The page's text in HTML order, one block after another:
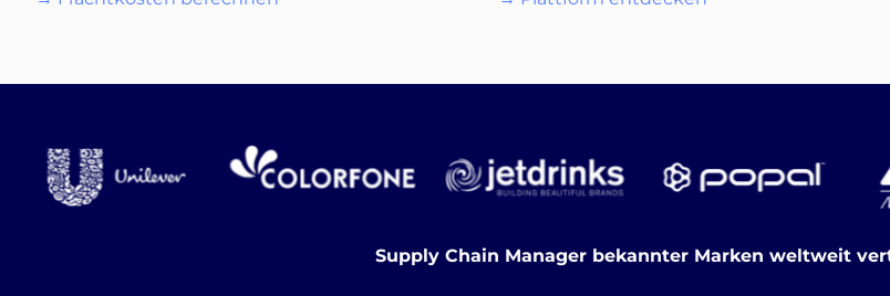
Supply Chain Manager bekannter Marken weltweit